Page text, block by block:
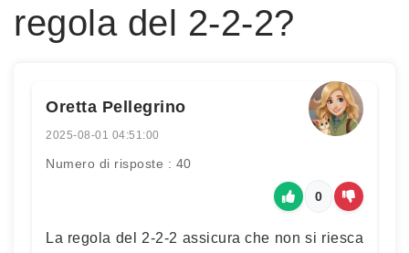
regola del 2-2-2?
Oretta Pellegrino
2025-08-01 04:51:00
Numero di risposte : 40
0
La regola del 2-2-2 assicura che non si riesca